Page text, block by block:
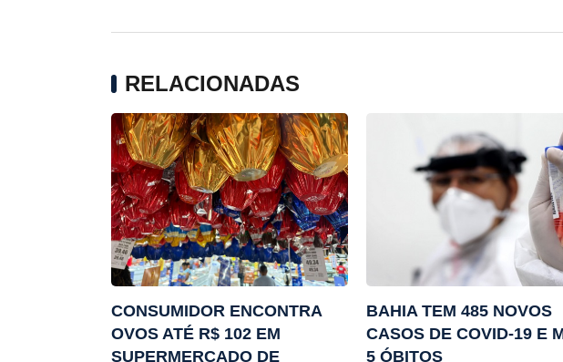
RELACIONADAS
CONSUMIDOR ENCONTRA
OVOS ATÉ R$ 102 EM
SUPERMERCADO DE
BAHIA TEM 485 NOVOS
CASOS DE COVID-19 E
5 ÓBITOS